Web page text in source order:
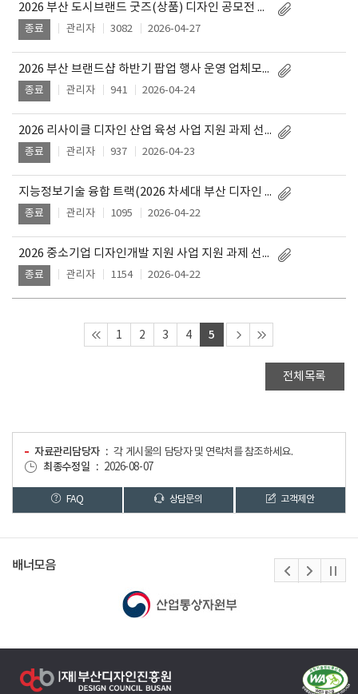
2026 부산 도시브랜드 굿즈(상품) 디자인 공모전 개최
종료 관리자 3082 2026-04-27
2026 부산 브랜드샵 하반기 팝업 행사 운영 업체모집 최종 선정 결과
종료 관리자 941 2026-04-24
2026 리사이클 디자인 산업 육성 사업 지원 과제 선정 발표 평가 결과 안내
종료 관리자 937 2026-04-23
지능정보기술 융합 트랙(2026 차세대 부산 디자인 융합 산업육성 지원사업) 1단계 참여기업 선정결과 공고
종료 관리자 1095 2026-04-22
2026 중소기업 디자인개발 지원 사업 지원 과제 선정평가 결과 안내
종료 관리자 1154 2026-04-22
1 2 3 4 5
전체목록
자료관리담당자
각 게시물의 담당자 및 연락처를 참조하세요.
최종수정일
2026-08-07
FAQ 상담문의 고객제안
배너모음